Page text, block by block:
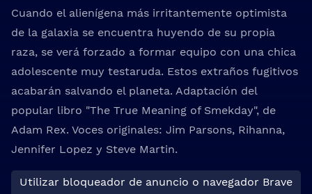
Cuando el alienígena más irritantemente optimista
de la galaxia se encuentra huyendo de su propia
raza, se verá forzado a formar equipo con una chica
adolescente muy testaruda. Estos extraños fugitivos
acabarán salvando el planeta. Adaptación del
popular libro "The True Meaning of Smekday", de
Adam Rex. Voces originales: Jim Parsons, Rihanna,
Jennifer Lopez y Steve Martin.
Utilizar bloqueador de anuncio o navegador Brave